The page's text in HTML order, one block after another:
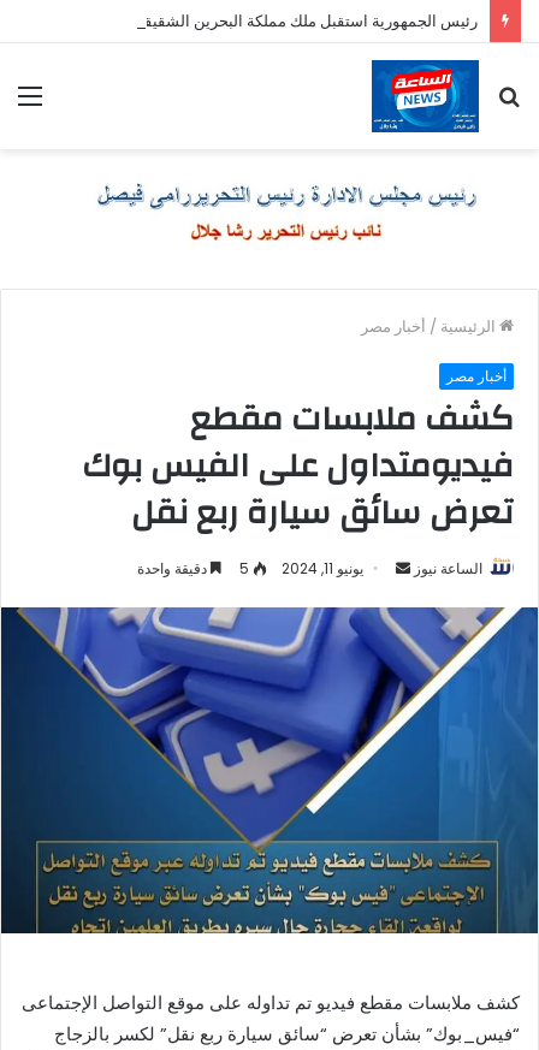
رئيس الجمهورية استقبل ملك مملكة البحرين الشقيقة
عن
الرئيسية / أخبار مصر
أخبار مصر
كشف ملابسات مقطع
فيديومتداول على الفيس بوك
تعرض سائق سيارة ربع نقل
الساعة نيوز
أرسل
إلكترونيا
يونيو 11, 2024 5 دقيقة واحدة
كشف ملابسات مقطع فيديو تم تداوله على موقع التواصل الإجتماعى
“فيس_بوك” بشأن تعرض “سائق سيارة ربع نقل” لكسر بالزجاج